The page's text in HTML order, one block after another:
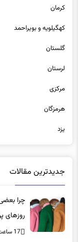
کهگیلویه و بویراحمد
گلستان
لرستان
مرکزی
هرمزگان
یزد
چرا
روزهای
17 ساعت پیش
هشدار